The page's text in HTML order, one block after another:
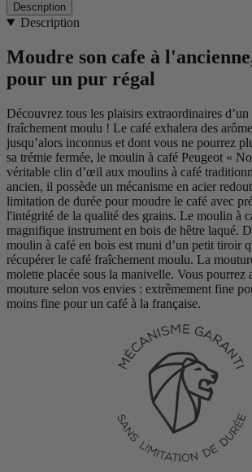
Description
Description
Moudre son cafe à
pour un pur régal
Découvrez tous les plaisirs extraordinaires
fraîchement moulu ! Le café exhalera des
jusqu’alors inconnus et dont vous ne pourrez
sa trémie fermée, le moulin à café Peugeot «
véritable clin d’œil aux moulins à café
ancien, il possède un mécanisme en acier
limitation de durée pour moudre le café avec
l'intégrité de la qualité des grains. Le moulin à
magnifique instrument en bois de hêtre laqué.
moulin à café en bois est muni d’un petit tiroir
récupérer le café fraîchement moulu. La
molette placée sous la manivelle. Vous pourrez
mouture selon vos envies : extrêmement fine
moins fine pour un café à la française.